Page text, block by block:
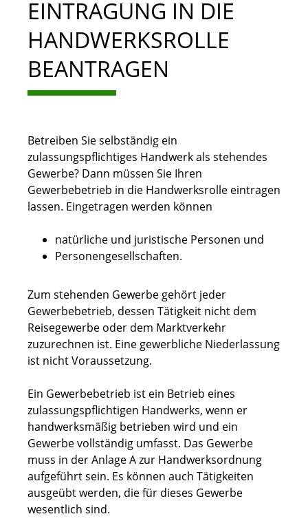
EINTRAGUNG IN DIE
HANDWERKSROLLE
BEANTRAGEN
Betreiben Sie selbständig ein
zulassungspflichtiges Handwerk als stehendes
Gewerbe? Dann müssen Sie Ihren
Gewerbebetrieb in die Handwerksrolle eintragen
lassen. Eingetragen werden können
natürliche und juristische Personen und
Personengesellschaften.
Zum stehenden Gewerbe gehört jeder
Gewerbebetrieb, dessen Tätigkeit nicht dem
Reisegewerbe oder dem Marktverkehr
zuzurechnen ist. Eine gewerbliche Niederlassung
ist nicht Voraussetzung.
Ein Gewerbebetrieb ist ein Betrieb eines
zulassungspflichtigen Handwerks, wenn er
handwerksmäßig betrieben wird und ein
Gewerbe vollständig umfasst. Das Gewerbe
muss in der Anlage A zur Handwerksordnung
aufgeführt sein. Es können auch Tätigkeiten
ausgeübt werden, die für dieses Gewerbe
wesentlich sind.